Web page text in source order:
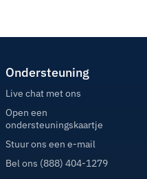
Ondersteuning
Live chat met ons
Open een
ondersteuningskaartje
Stuur ons een e-mail
Bel ons (888) 404-1279